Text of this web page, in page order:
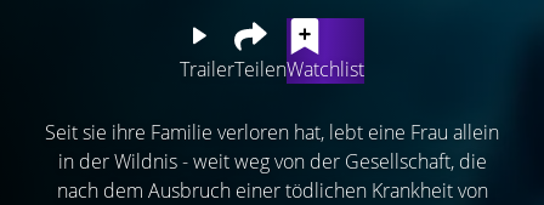
TrailerTeilenWatchlist
Seit sie ihre Familie verloren hat, lebt eine Frau allein
in der Wildnis - weit weg von der Gesellschaft, die
nach dem Ausbruch einer tödlichen Krankheit von